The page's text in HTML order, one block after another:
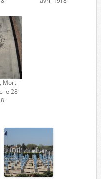
Mort
le 28